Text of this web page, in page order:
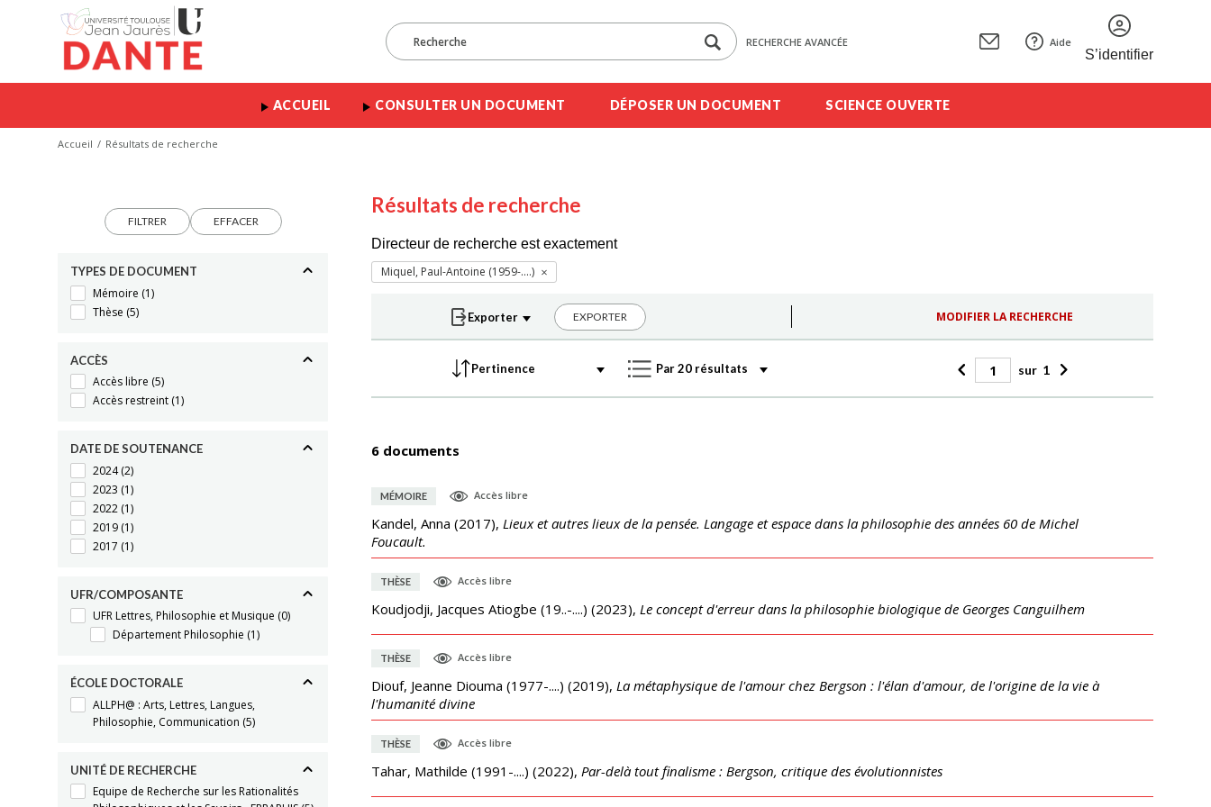
RECHERCHE AVANCÉE Aide
S’identifier
ACCUEIL CONSULTER UN DOCUMENT DÉPOSER UN DOCUMENT SCIENCE OUVERTE
Accueil Résultats de recherche
FILTRER EFFACER
TYPES DE DOCUMENT
Mémoire (1)
Thèse (5)
ACCÈS
Accès libre (5)
Accès restreint (1)
DATE DE SOUTENANCE
2024(2)
2023 (1)
2022 (1)
2019 (1)
2017 (1)
UFR/COMPOSANTE
UFR Lettres, Philosophie et Musique (0)
Département Philosophie (1)
ÉCOLE DOCTORALE
ALLPH@ : Arts, Lettres, Langues,
Philosophie, Communication (5)
UNITÉ DE RECHERCHE
Equipe de Recherche sur les Rationalités
Résultats de recherche
Directeur de recherche est exactement
Miquel, Paul-Antoine (1959-....)
EXPORTER MODIFIER LA RECHERCHE
sur 1
6 documents
MÉMOIRE Accès libre
Kandel, Anna (2017), Lieux et autres lieux de la pensée. Langage et espace dans la philosophie des années 60 de Michel
Foucault.
THÈSE Accès libre
Koudjodji, Jacques Atiogbe (19..-....) (2023), Le concept d'erreur dans la philosophie biologique de Georges Canguilhem
THÈSE Accès libre
Diouf, Jeanne Diouma (1977-....) (2019), La métaphysique de l'amour chez Bergson : l'élan d'amour, de l'origine de la vie à
l'humanité divine
THÈSE Accès libre
Tahar, Mathilde (1991-....) (2022), Par-delà tout finalisme : Bergson, critique des évolutionnistes